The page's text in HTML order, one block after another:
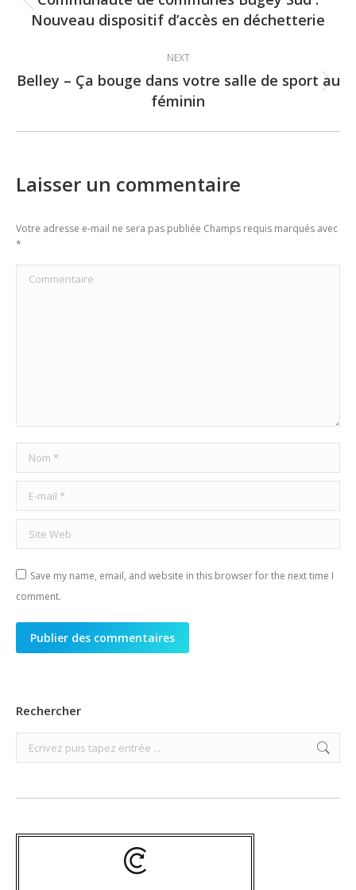
Previous
post:
Nouveau dispositif d’accès en déchetterie
NEXT
Next
post:
Belley – Ça bouge dans votre salle de sport au
féminin
Laisser un commentaire
Votre adresse e-mail ne sera pas publiée Champs requis marqués avec
*
Commentaire
Nom *
E-mail *
Site Web
Save my name, email, and website in this browser for the next time I
comment.
Publier des commentaires
Rechercher
Search: